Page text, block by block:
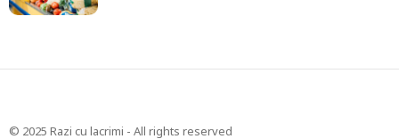
© 2025 Razi cu lacrimi - All rights reserved